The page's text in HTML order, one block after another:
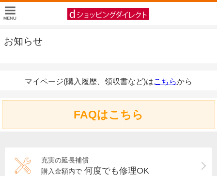
お知らせ
マイページ(購入履歴、領収書など)はこちらから
FAQはこちら
充実の延長補償
購入金額内で 何度でも修理OK